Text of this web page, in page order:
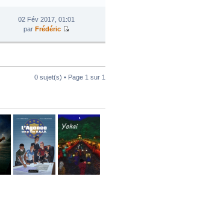
02 Fév 2017, 01:01
par Frédéric
0 sujet(s) • Page 1 sur 1